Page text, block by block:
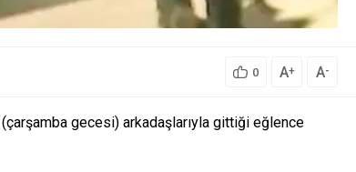
0 A+ A-
gecesi) arkadaşlarıyla gittiği eğlence